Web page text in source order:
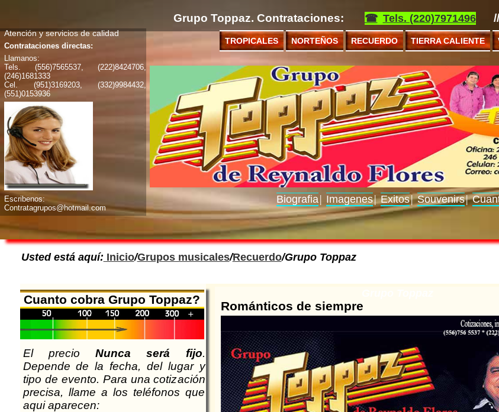
Grupo Toppaz. Contrataciones: Tels. (220)7971496 //
Atención y servicios de calidad
Contrataciones directas:
Llamanos:
Tels. (556)7565537, (222)8424706,
(246)1681333
Cel. (951)3169203, (332)9984432,
(551)0153936
Escribenos:
Contratagrupos@hotmail.com
TROPICALES NORTEÑOS RECUERDO TIERRA CALIENTE
Biografia Imagenes│ Exitos│ Souvenirs│
Usted está aquí: Inicio/Grupos musicales/Recuerdo/Grupo Toppaz
Cuanto cobra Grupo Toppaz?
El precioNunca será fijo.
Depende de la fecha, del lugar y
tipo de evento. Para una cotización
precisa, llame a los teléfonos que
aqui aparecen:
Románticos de siempre